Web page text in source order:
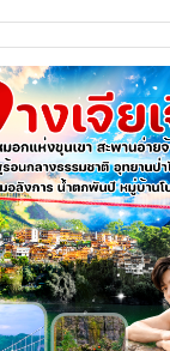
ค้นหาทัวร์